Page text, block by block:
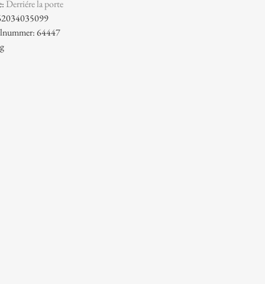
Derriére la porte
64447